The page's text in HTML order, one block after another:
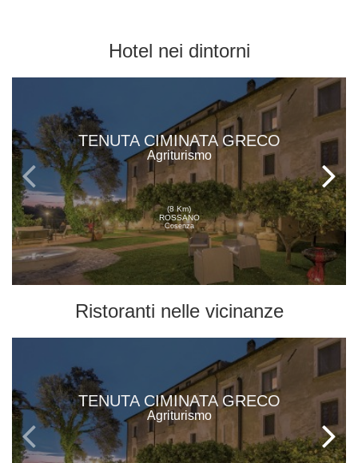
Hotel nei dintorni
TENUTA CIMINATA GRECO
Agriturismo
(8 Km)
ROSSANO
Cosenza
Ristoranti nelle vicinanze
TENUTA CIMINATA GRECO
Agriturismo